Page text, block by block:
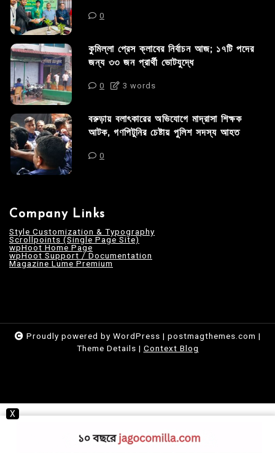
0
কুমিল্লা প্রেস ক্লাবের নির্বাচন আজ; ১৭টি পদের
জন্য ৩৩ জন প্রার্থী ভোটযুদ্ধে
0 3 words
বরুড়ায় বলাৎকারের অভিযোগে মাদ্রাসা শিক্ষক
আটক, গণপিটুনির চেষ্টায় পুলিশ সদস্য আহত
0
Company Links
Style Customization & Typography
Scrollpoints (Single Page Site)
wpHoot Home Page
wpHoot Support / Documentation
Magazine Lume Premium
Proudly powered by WordPress | postmagthemes.com |
Theme Details | Context Blog
X